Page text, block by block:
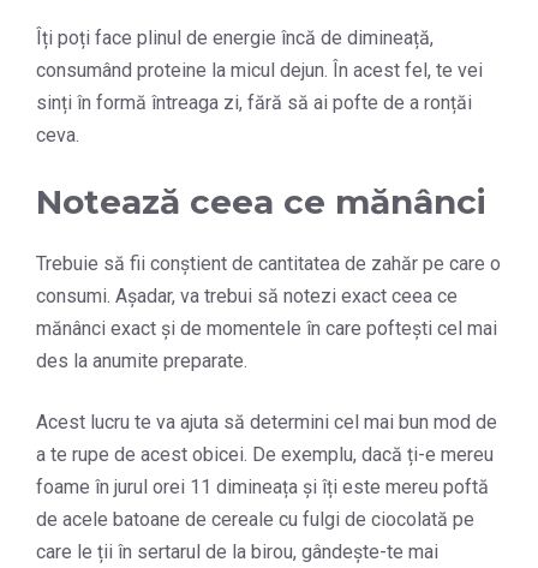
Îți poți face plinul de energie încă de dimineață,
consumând proteine la micul dejun. În acest fel, te vei
sinți în formă întreaga zi, fără să ai pofte de a ronțăi
ceva.
Notează ceea ce mănânci
Trebuie să fii conștient de cantitatea de zahăr pe care o
consumi. Așadar, va trebui să notezi exact ceea ce
mănânci exact și de momentele în care poftești cel mai
des la anumite preparate.
Acest lucru te va ajuta să determini cel mai bun mod de
a te rupe de acest obicei. De exemplu, dacă ți-e mereu
foame în jurul orei 11 dimineața și îți este mereu poftă
de acele batoane de cereale cu fulgi de ciocolată pe
care le ții în sertarul de la birou, gândește-te mai